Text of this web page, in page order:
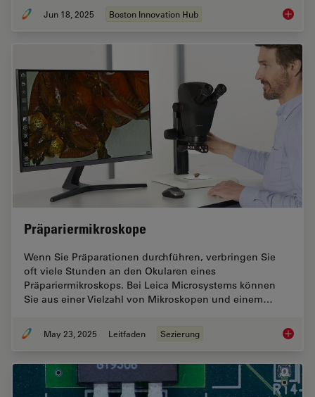
Jun 18, 2025 Boston Innovation Hub Boston
Präpariermikroskope
Wenn Sie Präparationen durchführen, verbringen Sie
oft viele Stunden an den Okularen eines
Präpariermikroskops. Bei Leica Microsystems können
Sie aus einer Vielzahl von Mikroskopen und einem…
May 23, 2025 Leitfaden Sezierung